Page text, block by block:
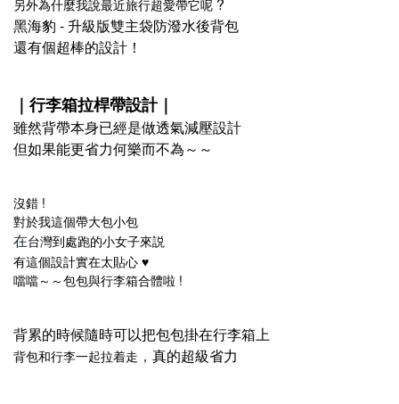
另外為什麼我說最近旅行超愛帶它呢 ?
黑海豹 - 升級版雙主袋防潑水後背包​
還有個超棒的設計！​
｜行李箱拉桿帶設計​ ｜
雖然背帶本身已經是做透氣減壓設計​
但如果能更省力何樂而不為～～​
沒錯 !​
對於我這個帶大包小包
在台灣到處跑的小女子來説​
有這個設計實在太貼心 ♥​
噹噹～～包包與行李箱合體啦 !
背累的時候隨時可以把包包掛在行李箱上​
背包和行李一起拉着走 ， 真的超級省力​